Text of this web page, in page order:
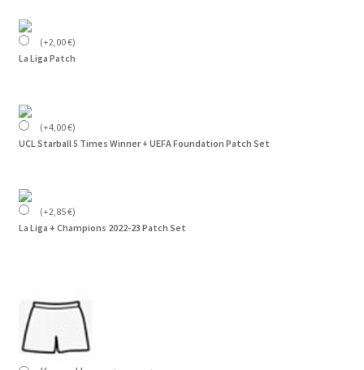
(+2,00€)
La Liga Patch
(+4,00€)
UCL Starball 5 Times Winner + UEFA Foundation Patch Set
(+2,85€)
La Liga + Champions 2022-23 Patch Set